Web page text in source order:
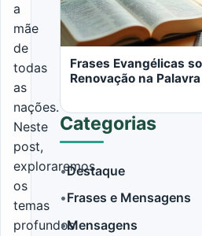
a
mãe
de
todas
as
nações.
Neste
post,
exploraremos
os
temas
profundos
LER MAIS
Frases Evangélicas
Renovação na
LER MAIS
Categorias
•Destaque
•Frases e Mensagens
•Mensagens